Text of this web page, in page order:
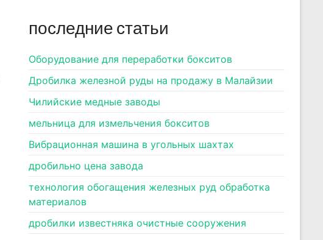
последние статьи
Оборудование для переработки бокситов
Дробилка железной руды на продажу в Малайзии
Чилийские медные заводы
мельница для измельчения бокситов
Вибрационная машина в угольных шахтах
дробильно цена завода
технология обогащения железных руд обработка
материалов
дробилки известняка очистные сооружения